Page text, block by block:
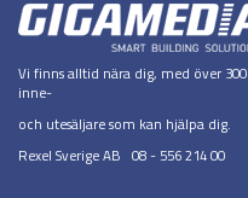
Vi finns alltid nära dig, med över 300
inne-
och utesäljare som kan hjälpa dig.
Rexel Sverige AB 08 - 556 214 00